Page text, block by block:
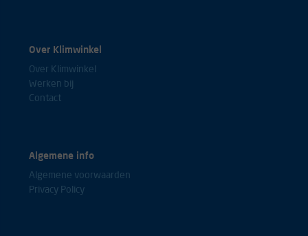
Over Klimwinkel
Over Klimwinkel
Werken bij
Contact
Algemene info
Algemene voorwaarden
Privacy Policy